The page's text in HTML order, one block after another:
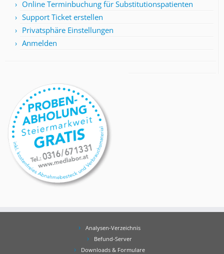
Online Terminbuchung für Substitutionspatienten
Support Ticket erstellen
Privatsphäre Einstellungen
Anmelden
Analysen-Verzeichnis
Befund-Server
Downloads & Formulare